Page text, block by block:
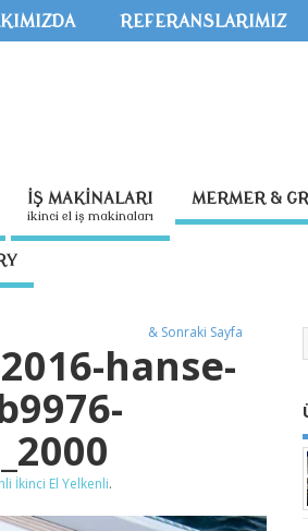
REFERANSLARIMIZ
İŞ MAKİNALARI
i̇ki̇nci̇ el i̇ş maki̇nalari
MERMER &
& Sonraki Sayfa
hanse-
İkinci El Yelkenli.